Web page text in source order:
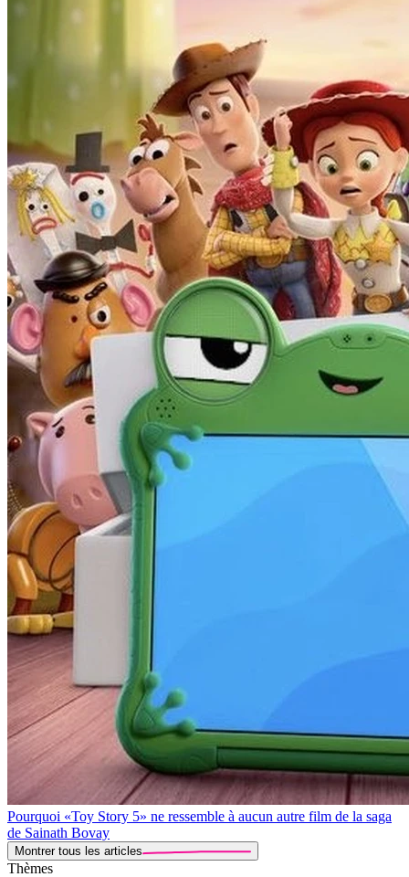
Pourquoi «Toy Story 5» ne ressemble à aucun autre film de la saga
de Sainath Bovay
Montrer tous les articles
Thèmes